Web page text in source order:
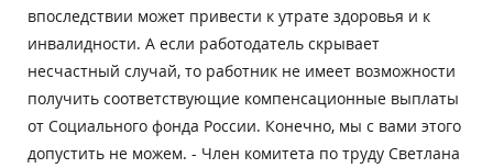
впоследствии может привести к утрате здоровья и к
инвалидности. А если работодатель скрывает
несчастный случай, то работник не имеет возможности
получить соответствующие компенсационные выплаты
от Социального фонда России. Конечно, мы с вами этого
допустить не можем. - Член комитета по труду Светлана